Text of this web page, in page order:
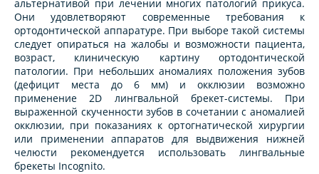
альтернативой при лечении многих патологий прикуса.
Они удовлетворяют современные требования к
ортодонтической аппаратуре. При выборе такой системы
следует опираться на жалобы и возможности пациента,
возраст, клиническую картину ортодонтической
патологии. При небольших аномалиях положения зубов
(дефицит места до 6 мм) и окклюзии возможно
применение 2D лингвальной брекет-системы. При
выраженной скученности зубов в сочетании с аномалией
окклюзии, при показаниях к ортогнатической хирургии
или применении аппаратов для выдвижения нижней
челюсти рекомендуется использовать лингвальные
брекеты Incognito.